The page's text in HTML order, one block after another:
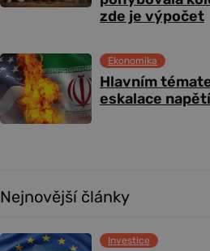
zde je výpočet
Hlavním
eskalace
Ekonomika
Nejnovější články
Investice